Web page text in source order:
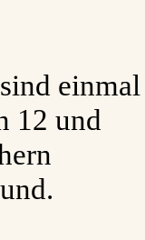
einmal
12 und